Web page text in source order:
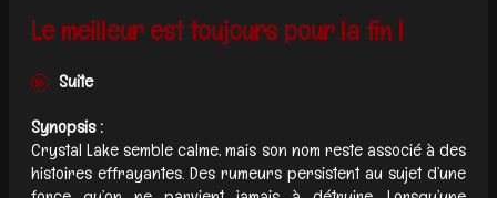
Le meilleur est toujours pour la fin !
Suite
Synopsis :
Crystal Lake semble calme, mais son nom reste associé à des
histoires effrayantes. Des rumeurs persistent au sujet d’une